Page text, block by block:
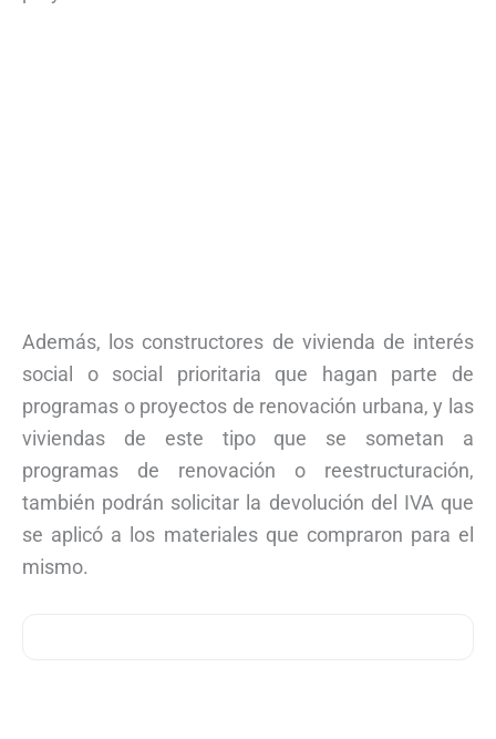
Además, los constructores de vivienda de interés
social o social prioritaria que hagan parte de
programas o proyectos de renovación urbana, y las
viviendas de este tipo que se sometan a
programas de renovación o reestructuración,
también podrán solicitar la devolución del IVA que
se aplicó a los materiales que compraron para el
mismo.